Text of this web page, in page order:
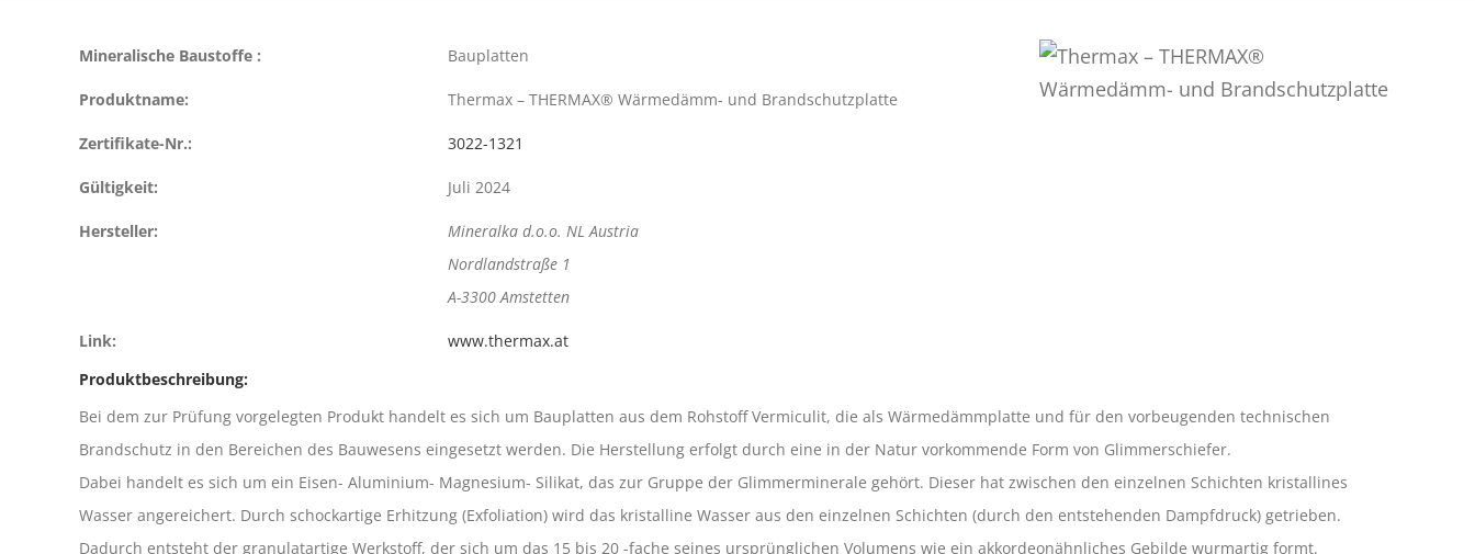
Mineralische Baustoffe : Bauplatten
Produktname: Thermax – THERMAX® Wärmedämm- und Brandschutzplatte
Zertifikate-Nr.: 3022-1321
Gültigkeit: Juli 2024
Hersteller:
Mineralka d.o.o. NL Austria
Nordlandstraße 1
A-3300 Amstetten
Link:
www.thermax.at
Produktbeschreibung:
Bei dem zur Prüfung vorgelegten Produkt handelt es sich um Bauplatten aus dem Rohstoff Vermiculit, die als Wärmedämmplatte und für den vorbeugenden technischen
Brandschutz in den Bereichen des Bauwesens eingesetzt werden. Die Herstellung erfolgt durch eine in der Natur vorkommende Form von Glimmerschiefer.
Dabei handelt es sich um ein Eisen- Aluminium- Magnesium- Silikat, das zur Gruppe der Glimmerminerale gehört. Dieser hat zwischen den einzelnen Schichten kristallines
Wasser angereichert. Durch schockartige Erhitzung (Exfoliation) wird das kristalline Wasser aus den einzelnen Schichten (durch den entstehenden Dampfdruck) getrieben.
Dadurch entsteht der granulatartige Werkstoff, der sich um das 15 bis 20 -fache seines ursprünglichen Volumens wie ein akkordeonähnliches Gebilde wurmartig formt.